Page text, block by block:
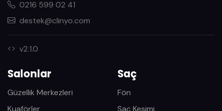
0216 599 02 41
destek@clinyo.com
v2.1.0
Salonlar
Güzellik Merkezleri
Kuaförler
Saç
Fön
Saç Kesimi